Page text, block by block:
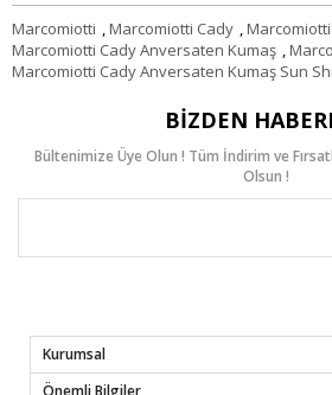
Marcomiotti ,Marcomiotti Cady ,
Marcomiotti Cady Anversaten Kumaş ,
Marcomiotti Cady Anversaten Kumaş Sun
BIZDEN
Bültenimize Üye Olun ! Tüm İndirim ve
Olsun !
Kurumsal
Önemli Bilgiler